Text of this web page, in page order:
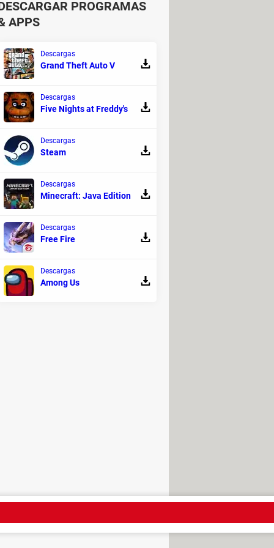
populares que puedes usar en
escribiendo el número en
código puedes hacer que
del momento.
que tu personaje tuviera. Puede
la “X” por un número del
niños.
PROGRAMAS
APPS
Descargas
Grand Theft Auto V
Descargas
Five Nights at Freddy's
Descargas
Steam
Descargas
Minecraft: Java Edition
Descargas
Free Fire
Descargas
Among Us